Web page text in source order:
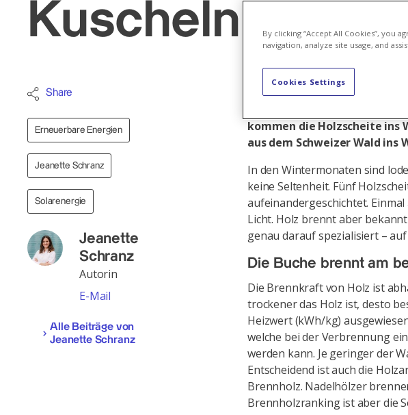
Kuscheln vor
Share
Erneuerbare Energien
Jeanette Schranz
Solarenergie
Jeanette
Schranz
Autorin
E-Mail
Alle Beiträge von
Jeanette Schranz
Vor dem Cheminée-Feuer,
kommen die Holzscheite ins
aus dem Schweizer Wald ins
In den Wintermonaten sind
keine Seltenheit. Fünf
aufeinandergeschichtet.
Licht. Holz brennt aber
genau darauf spezialisiert –
Die Buche brennt am
Die Brennkraft von Holz ist
trockener das Holz ist, desto
Heizwert (kWh/kg)
welche bei der Verbrennung
werden kann. Je geringer der
Entscheidend ist auch die
Brennholz. Nadelhölzer
Brennholzranking ist aber die
By clicking “Accept All Cookies”, you
navigation, analyze site usage, and
Cookies Settings